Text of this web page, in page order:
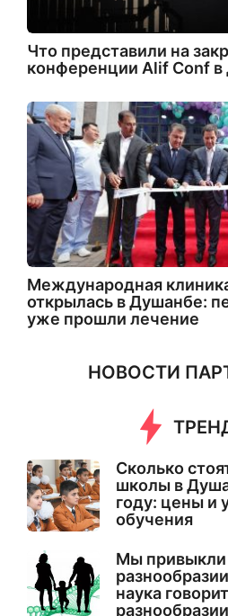
Что представили на
конференции Alif Conf
Международная
открылась в Душанбе:
уже прошли лечение
НОВОСТИ
Сколько
школы в
году: цены и
обучения
Мы привыкли
наука